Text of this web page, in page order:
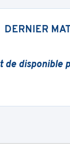
DERNIER
de disponible